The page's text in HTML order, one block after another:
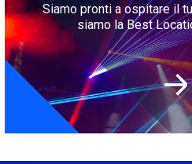
Siamo pronti a ospitare il
siamo la Best